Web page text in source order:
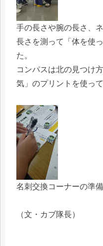
手の長さや腕の長さ、
長さを測って「体を使
た。
コンパスは北の見つけ
気」のプリントを使っ
名刺交換コーナーの準
（文・カブ隊長）